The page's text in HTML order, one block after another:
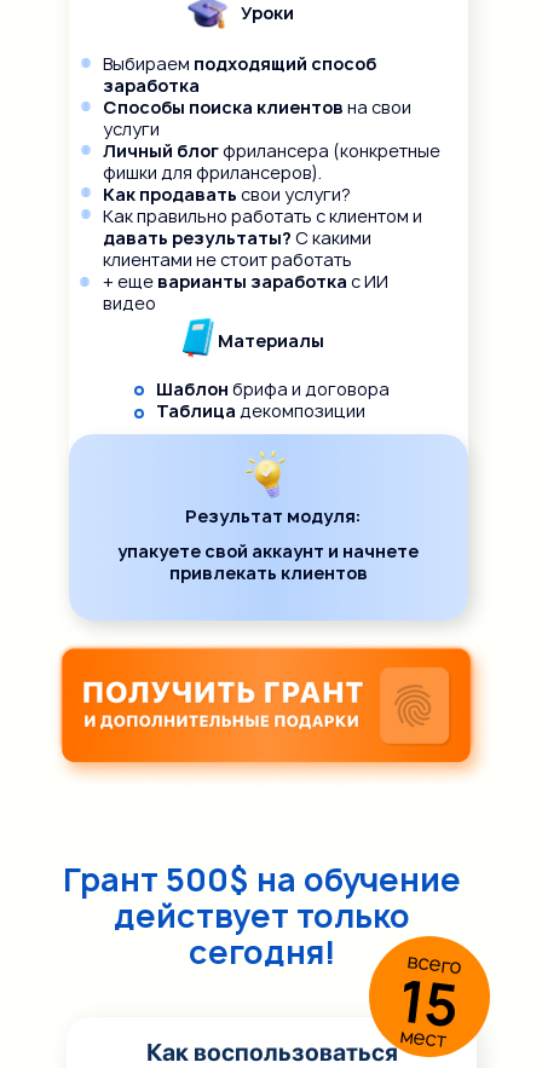
Результат модуля:
упакуете свой аккаунт и начнете
привлекать клиентов
Материалы
Шаблон брифа и договора
Таблица декомпозиции
Уроки
Выбираем подходящий способ
заработка
Способы поиска клиентов на свои
услуги
Личный блогфрилансера (конкретные
фишки для фрилансеров).
Как продавать свои услуги?
Как правильно работать с клиентом и
давать результаты? С какими
клиентами не стоит работать
+ еще варианты заработка с ИИ
видео
Грант 500$ на обучение
действует только
сегодня!
Как воспользоваться
15
всего
мест